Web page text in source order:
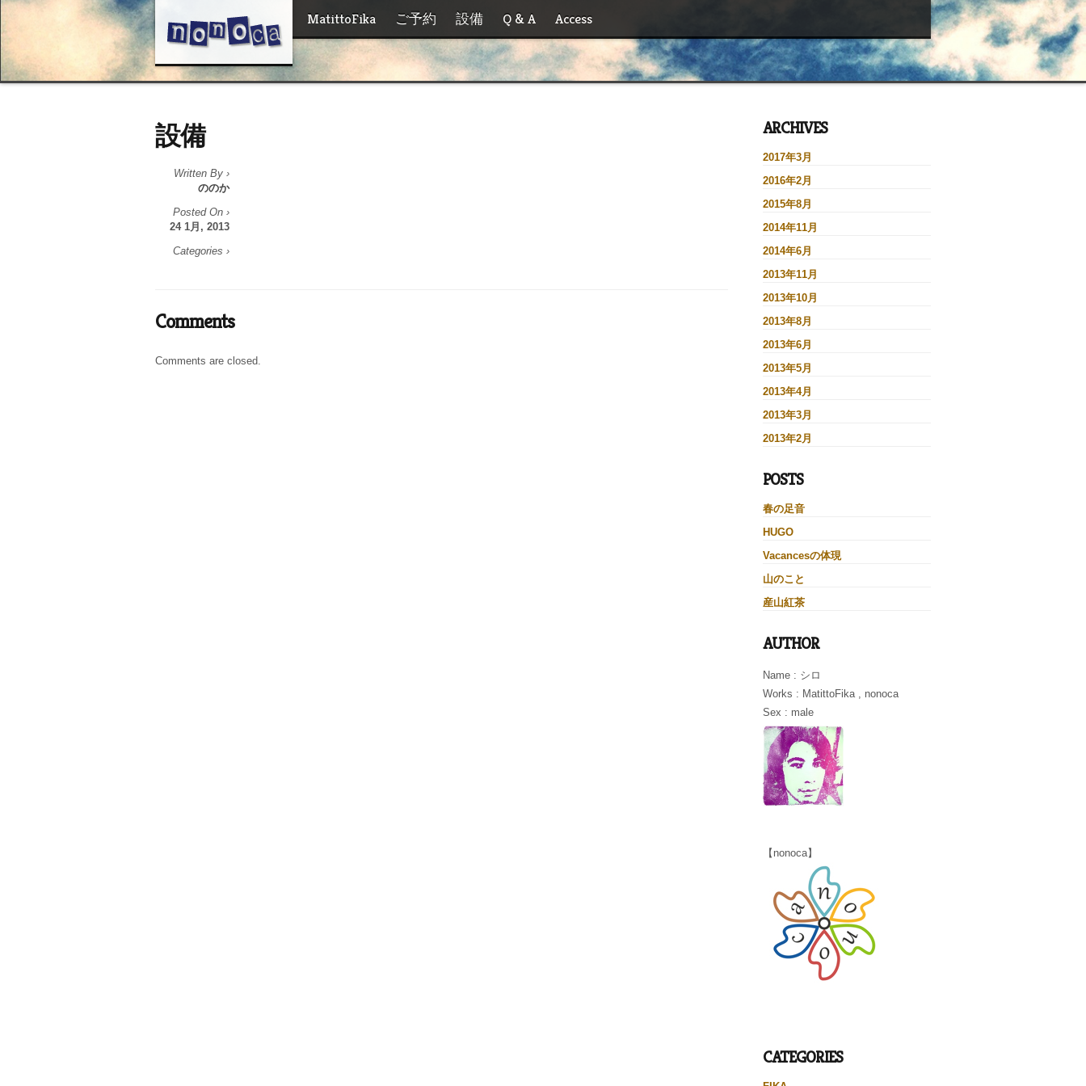
MatittoFika ご予約 設備 Q & A Access
設備
Written By ›
ののか
Posted On ›
24 1月, 2013
Categories ›
Comments
Comments are closed.
ARCHIVES
2017年3月
2016年2月
2015年8月
2014年11月
2014年6月
2013年11月
2013年10月
2013年8月
2013年6月
2013年5月
2013年4月
2013年3月
2013年2月
POSTS
春の足音
HUGO
Vacancesの体現
山のこと
産山紅茶
AUTHOR
Name : シロ
Works : MatittoFika , nonoca
Sex : male
【nonoca】
CATEGORIES